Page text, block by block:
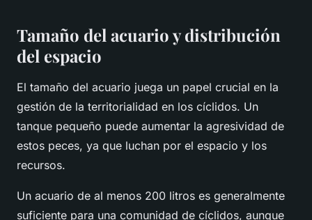
Tamaño del acuario y distribución
del espacio
El tamaño del acuario juega un papel crucial en la
gestión de la territorialidad en los cíclidos. Un
tanque pequeño puede aumentar la agresividad de
estos peces, ya que luchan por el espacio y los
recursos.
Un acuario de al menos 200 litros es generalmente
suficiente para una comunidad de cíclidos, aunque